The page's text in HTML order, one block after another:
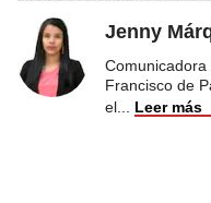
Jenny
Comunicadora
Francisco de
el
Leer más